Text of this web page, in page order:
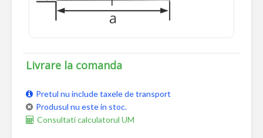
Livrare la comanda
Pretul nu include taxele de transport
Produsul nu este in stoc.
Consultati calculatorul UM